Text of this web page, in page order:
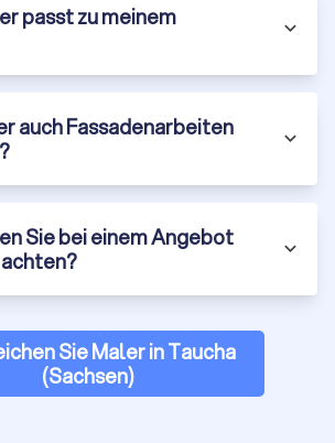
passt zu meinem
auch Fassadenarbeiten
Sie bei einem Angebot
Sie Maler in Taucha
(Sachsen)